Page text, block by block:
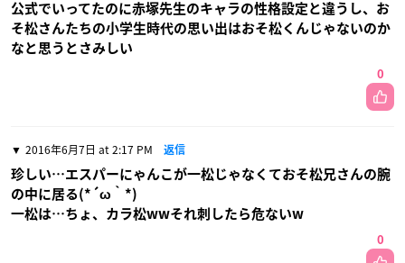
公式でいってたのに赤塚先生のキャラの性格設定と違うし、お
そ松さんたちの小学生時代の思い出はおそ松くんじゃないのか
なと思うとさみしい
0
2016年6月7日 at 2:17 PM 返信
珍しい…エスパーにゃんこが一松じゃなくておそ松兄さんの腕
の中に居る(*´ω｀*)
一松は…ちょ、カラ松wwそれ刺したら危ないw
0